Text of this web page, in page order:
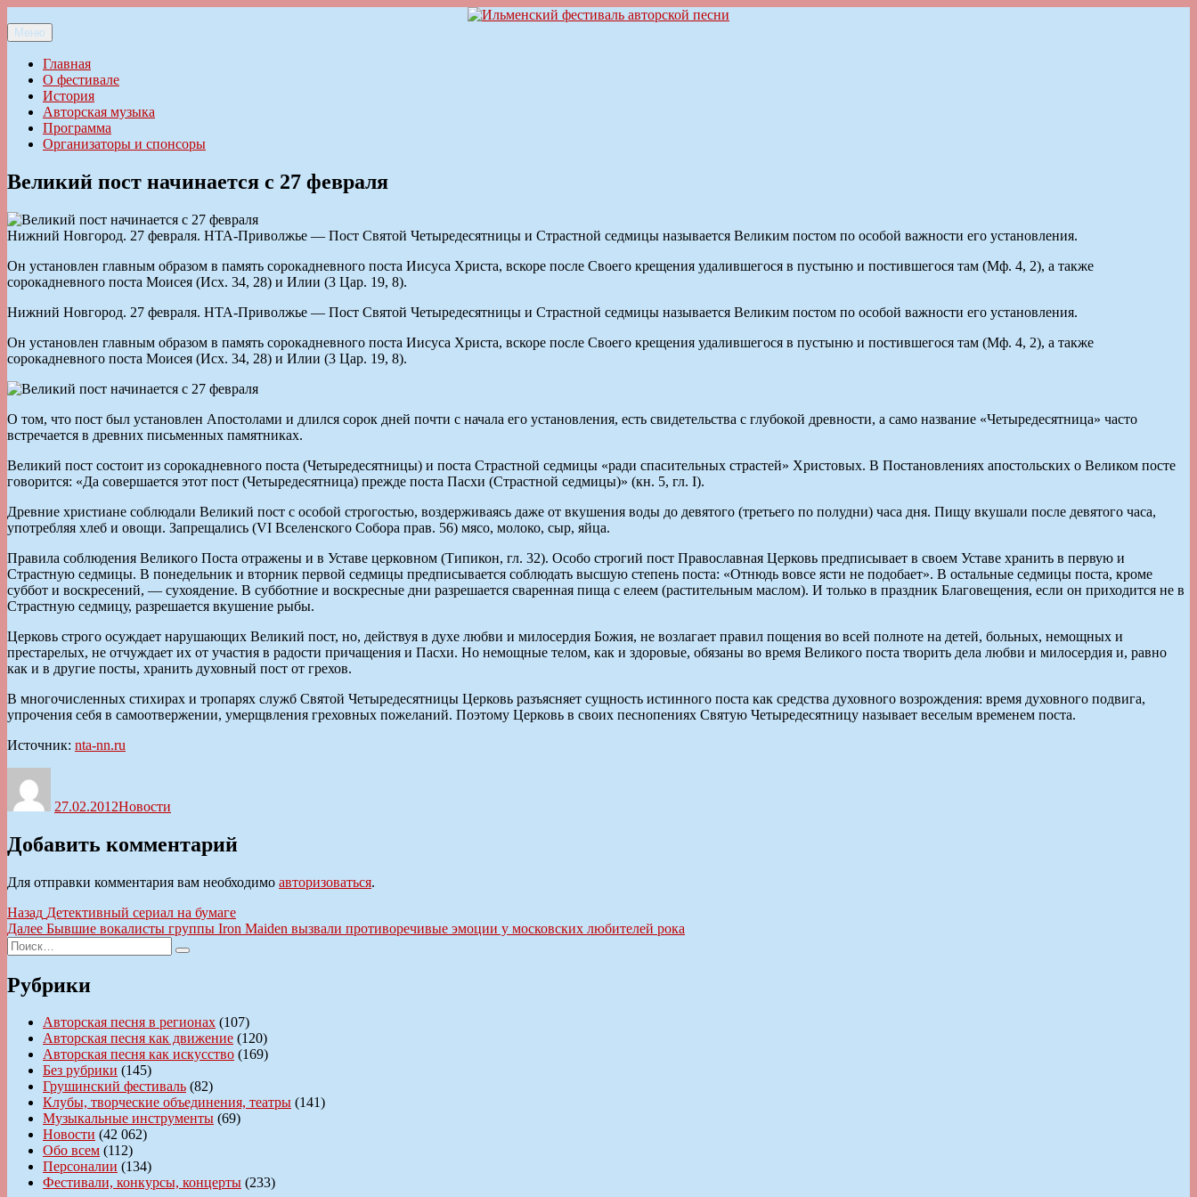
к
содержимому
Ильменский фестиваль авторской песни
Меню
Главная
О фестивале
История
Авторская музыка
Программа
Организаторы и спонсоры
Великий пост начинается с 27 февраля
Нижний Новгород. 27 февраля. НТА-Приволжье — Пост Святой Четыредесятницы и Страстной седмицы называется Великим постом по особой важности его установления.
Он установлен главным образом в память сорокадневного поста Иисуса Христа, вскоре после Своего крещения удалившегося в пустыню и постившегося там (Мф. 4, 2), а также
сорокадневного поста Моисея (Исх. 34, 28) и Илии (3 Цар. 19, 8).
Нижний Новгород. 27 февраля. НТА-Приволжье — Пост Святой Четыредесятницы и Страстной седмицы называется Великим постом по особой важности его установления.
Он установлен главным образом в память сорокадневного поста Иисуса Христа, вскоре после Своего крещения удалившегося в пустыню и постившегося там (Мф. 4, 2), а также
сорокадневного поста Моисея (Исх. 34, 28) и Илии (3 Цар. 19, 8).
О том, что пост был установлен Апостолами и длился сорок дней почти с начала его установления, есть свидетельства с глубокой древности, а само название «Четыредесятница» часто
встречается в древних письменных памятниках.
Великий пост состоит из сорокадневного поста (Четыредесятницы) и поста Страстной седмицы «ради спасительных страстей» Христовых. В Постановлениях апостольских о Великом посте
говорится: «Да совершается этот пост (Четыредесятница) прежде поста Пасхи (Страстной седмицы)» (кн. 5, гл. I).
Древние христиане соблюдали Великий пост с особой строгостью, воздерживаясь даже от вкушения воды до девятого (третьего по полудни) часа дня. Пищу вкушали после девятого часа,
употребляя хлеб и овощи. Запрещались (VI Вселенского Собора прав. 56) мясо, молоко, сыр, яйца.
Правила соблюдения Великого Поста отражены и в Уставе церковном (Типикон, гл. 32). Особо строгий пост Православная Церковь предписывает в своем Уставе хранить в первую и
Страстную седмицы. В понедельник и вторник первой седмицы предписывается соблюдать высшую степень поста: «Отнюдь вовсе ясти не подобает». В остальные седмицы поста, кроме
суббот и воскресений, — сухоядение. В субботние и воскресные дни разрешается сваренная пища с елеем (растительным маслом). И только в праздник Благовещения, если он приходится не в
Страстную седмицу, разрешается вкушение рыбы.
Церковь строго осуждает нарушающих Великий пост, но, действуя в духе любви и милосердия Божия, не возлагает правил пощения во всей полноте на детей, больных, немощных и
престарелых, не отчуждает их от участия в радости причащения и Пасхи. Но немощные телом, как и здоровые, обязаны во время Великого поста творить дела любви и милосердия и, равно
как и в другие посты, хранить духовный пост от грехов.
В многочисленных стихирах и тропарях служб Святой Четыредесятницы Церковь разъясняет сущность истинного поста как средства духовного возрождения: время духовного подвига,
упрочения себя в самоотвержении, умерщвления греховных пожеланий. Поэтому Церковь в своих песнопениях Святую Четыредесятницу называет веселым временем поста.
Источник: nta-nn.ru
27.02.2012Новости
Добавить комментарий
Для отправки комментария вам необходимо авторизоваться.
Навигация
по
записям
Назад Предыдущая
запись:
Детективный сериал на бумаге
Далее Следующая
Бывшие вокалисты группы Iron Maiden вызвали противоречивые эмоции у московских любителей рока
Искать:
Поиск
Рубрики
Авторская песня в регионах (107)
Авторская песня как движение (120)
Авторская песня как искусство (169)
Без рубрики (145)
Грушинский фестиваль (82)
Клубы, творческие объединения, театры (141)
Музыкальные инструменты (69)
Новости (42 062)
Обо всем (112)
Персоналии (134)
Фестивали, конкурсы, концерты (233)